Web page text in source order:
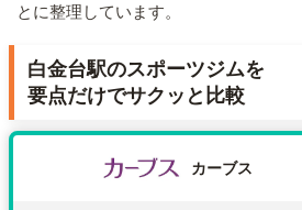
とに整理しています。
白金台駅のスポーツジムを
要点だけでサクッと比較
カーブス